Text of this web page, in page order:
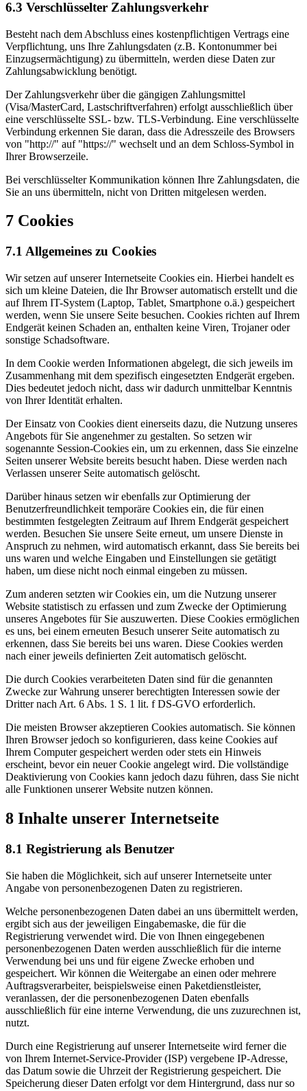
6.3 Verschlüsselter Zahlungsverkehr
Besteht nach dem Abschluss eines kostenpflichtigen Vertrags eine
Verpflichtung, uns Ihre Zahlungsdaten (z.B. Kontonummer bei
Einzugsermächtigung) zu übermitteln, werden diese Daten zur
Zahlungsabwicklung benötigt.
Der Zahlungsverkehr über die gängigen Zahlungsmittel
(Visa/MasterCard, Lastschriftverfahren) erfolgt ausschließlich über
eine verschlüsselte SSL- bzw. TLS-Verbindung. Eine verschlüsselte
Verbindung erkennen Sie daran, dass die Adresszeile des Browsers
von "http://" auf "https://" wechselt und an dem Schloss-Symbol in
Ihrer Browserzeile.
Bei verschlüsselter Kommunikation können Ihre Zahlungsdaten, die
Sie an uns übermitteln, nicht von Dritten mitgelesen werden.
7 Cookies
7.1 Allgemeines zu Cookies
Wir setzen auf unserer Internetseite Cookies ein. Hierbei handelt es
sich um kleine Dateien, die Ihr Browser automatisch erstellt und die
auf Ihrem IT-System (Laptop, Tablet, Smartphone o.ä.) gespeichert
werden, wenn Sie unsere Seite besuchen. Cookies richten auf Ihrem
Endgerät keinen Schaden an, enthalten keine Viren, Trojaner oder
sonstige Schadsoftware.
In dem Cookie werden Informationen abgelegt, die sich jeweils im
Zusammenhang mit dem spezifisch eingesetzten Endgerät ergeben.
Dies bedeutet jedoch nicht, dass wir dadurch unmittelbar Kenntnis
von Ihrer Identität erhalten.
Der Einsatz von Cookies dient einerseits dazu, die Nutzung unseres
Angebots für Sie angenehmer zu gestalten. So setzen wir
sogenannte Session-Cookies ein, um zu erkennen, dass Sie einzelne
Seiten unserer Website bereits besucht haben. Diese werden nach
Verlassen unserer Seite automatisch gelöscht.
Darüber hinaus setzen wir ebenfalls zur Optimierung der
Benutzerfreundlichkeit temporäre Cookies ein, die für einen
bestimmten festgelegten Zeitraum auf Ihrem Endgerät gespeichert
werden. Besuchen Sie unsere Seite erneut, um unsere Dienste in
Anspruch zu nehmen, wird automatisch erkannt, dass Sie bereits bei
uns waren und welche Eingaben und Einstellungen sie getätigt
haben, um diese nicht noch einmal eingeben zu müssen.
Zum anderen setzten wir Cookies ein, um die Nutzung unserer
Website statistisch zu erfassen und zum Zwecke der Optimierung
unseres Angebotes für Sie auszuwerten. Diese Cookies ermöglichen
es uns, bei einem erneuten Besuch unserer Seite automatisch zu
erkennen, dass Sie bereits bei uns waren. Diese Cookies werden
nach einer jeweils definierten Zeit automatisch gelöscht.
Die durch Cookies verarbeiteten Daten sind für die genannten
Zwecke zur Wahrung unserer berechtigten Interessen sowie der
Dritter nach Art. 6 Abs. 1 S. 1 lit. f DS-GVO erforderlich.
Die meisten Browser akzeptieren Cookies automatisch. Sie können
Ihren Browser jedoch so konfigurieren, dass keine Cookies auf
Ihrem Computer gespeichert werden oder stets ein Hinweis
erscheint, bevor ein neuer Cookie angelegt wird. Die vollständige
Deaktivierung von Cookies kann jedoch dazu führen, dass Sie nicht
alle Funktionen unserer Website nutzen können.
8 Inhalte unserer Internetseite
8.1 Registrierung als Benutzer
Sie haben die Möglichkeit, sich auf unserer Internetseite unter
Angabe von personenbezogenen Daten zu registrieren.
Welche personenbezogenen Daten dabei an uns übermittelt werden,
ergibt sich aus der jeweiligen Eingabemaske, die für die
Registrierung verwendet wird. Die von Ihnen eingegebenen
personenbezogenen Daten werden ausschließlich für die interne
Verwendung bei uns und für eigene Zwecke erhoben und
gespeichert. Wir können die Weitergabe an einen oder mehrere
Auftragsverarbeiter, beispielsweise einen Paketdienstleister,
veranlassen, der die personenbezogenen Daten ebenfalls
ausschließlich für eine interne Verwendung, die uns zuzurechnen ist,
nutzt.
Durch eine Registrierung auf unserer Internetseite wird ferner die
von Ihrem Internet-Service-Provider (ISP) vergebene IP-Adresse,
das Datum sowie die Uhrzeit der Registrierung gespeichert. Die
Speicherung dieser Daten erfolgt vor dem Hintergrund, dass nur so